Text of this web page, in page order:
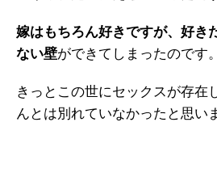
嫁はもちろん好きですが、好き
ない壁ができてしまったのです。
きっとこの世にセックスが存在
んとは別れていなかったと思い